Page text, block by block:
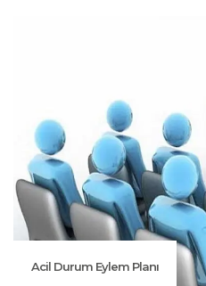
Acil Durum Eylem Planı